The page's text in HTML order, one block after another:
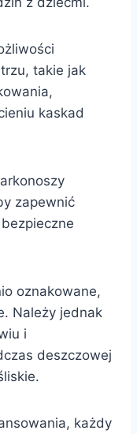
takie jak
kaskad
zapewnić
oznakowane,
Należy jednak
i
deszczowej
każdy